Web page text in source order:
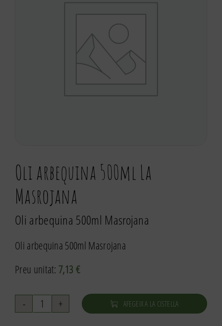
Oli arbequina 500ml La
Masrojana
Oli arbequina 500ml Masrojana
Oli arbequina 500ml Masrojana
Preu unitat: 7,13 €
quantitat
AFEGEIX A LA CISTELLA